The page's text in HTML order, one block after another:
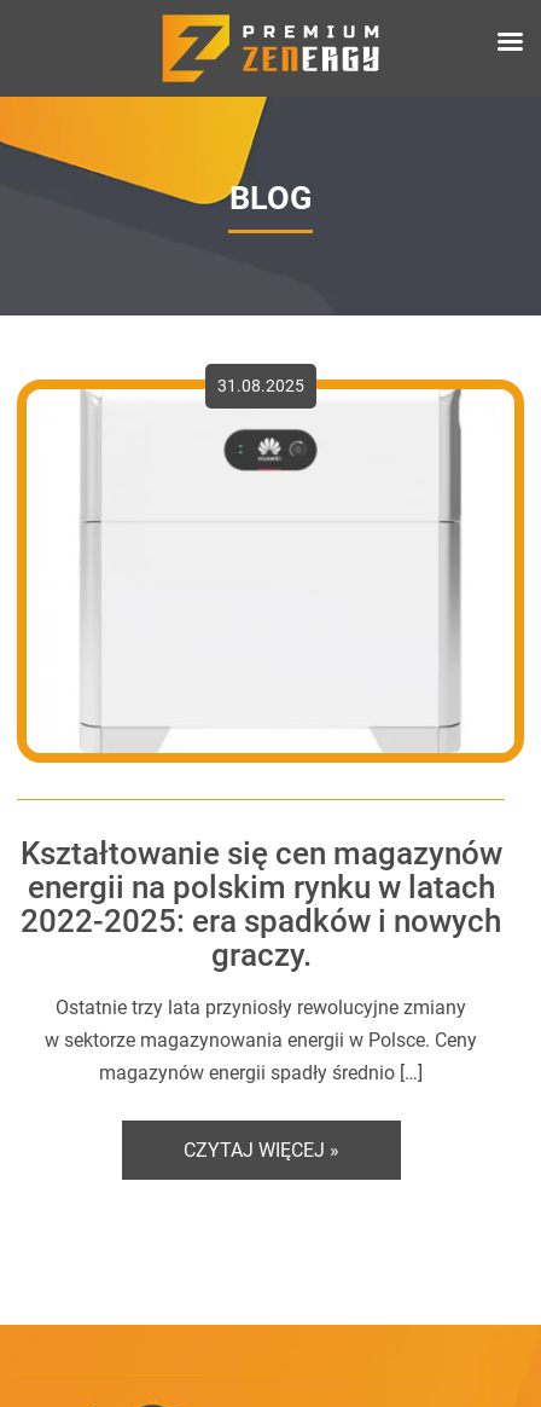
BLOG
31.08.2025
Kształtowanie się cen magazynów
energii na polskim rynku w latach
2022-2025: era spadków i nowych
graczy.
Ostatnie trzy lata przyniosły rewolucyjne zmiany
w sektorze magazynowania energii w Polsce. Ceny
magazynów energii spadły średnio […]
CZYTAJ WIĘCEJ »